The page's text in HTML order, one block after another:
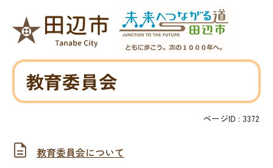
教育委員会
ページID : 3372
教育委員会について